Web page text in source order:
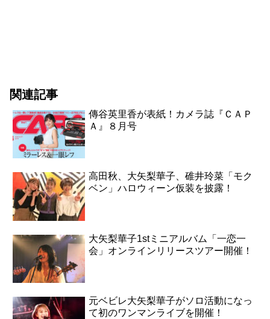
関連記事
傳谷英里香が表紙！カメラ誌『ＣＡＰ
Ａ』８月号
高田秋、大矢梨華子、碓井玲菜「モク
ベン」ハロウィーン仮装を披露！
大矢梨華子1stミニアルバム「一恋一
会」オンラインリリースツアー開催！
元ベビレ大矢梨華子がソロ活動になっ
て初のワンマンライブを開催！